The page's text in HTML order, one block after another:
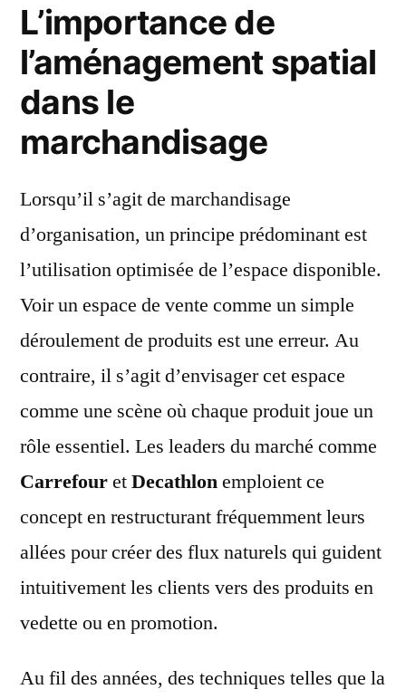
L’importance de
l’aménagement spatial
dans le
marchandisage
Lorsqu’il s’agit de marchandisage
d’organisation, un principe prédominant est
l’utilisation optimisée de l’espace disponible.
Voir un espace de vente comme un simple
déroulement de produits est une erreur. Au
contraire, il s’agit d’envisager cet espace
comme une scène où chaque produit joue un
rôle essentiel. Les leaders du marché comme
CarrefouretDecathlonemploient ce
concept en restructurant fréquemment leurs
allées pour créer des flux naturels qui guident
intuitivement les clients vers des produits en
vedette ou en promotion.
Au fil des années, des techniques telles que la